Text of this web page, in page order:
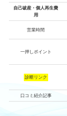
自己破産・個人再生費
用
営業時間
一押しポイント
診断リンク
口コミ紹介記事